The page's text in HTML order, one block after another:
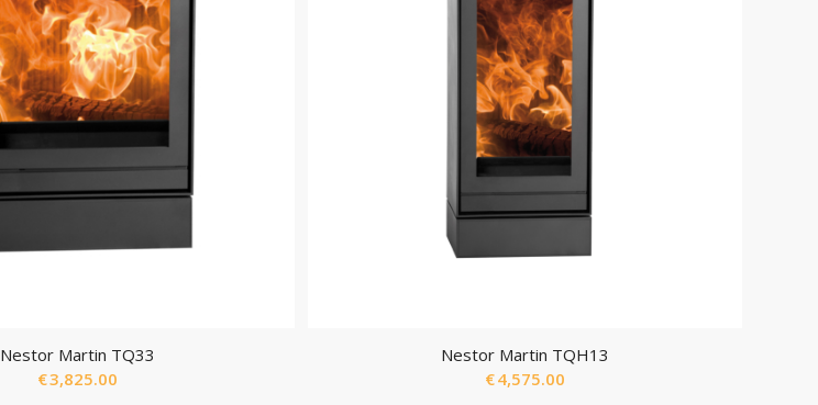
Nestor Martin TQ33
€3,825.00
Nestor Martin TQH13
€4,575.00